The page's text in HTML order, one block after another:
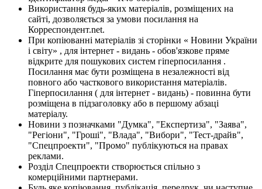
Використання будь-яких матеріалів, розміщених на
сайті, дозволяється за умови посилання на
Корреспондент.net.
При копіюванні матеріалів зі сторінки « Новини України
і світу» , для інтернет - видань - обов'язкове пряме
відкрите для пошукових систем гіперпосилання .
Посилання має бути розміщена в незалежності від
повного або часткового використання матеріалів.
Гіперпосилання ( для інтернет - видань) - повинна бути
розміщена в підзаголовку або в першому абзаці
матеріалу.
Новини з позначками "Думка", "Експертиза", "Заява",
"Регіони", "Гроші", "Влада", "Вибори", "Тест-драйв",
"Спецпроекти", "Промо" публікуються на правах
реклами.
Розділ Спецпроекти створюється спільно з
комерційними партнерами.